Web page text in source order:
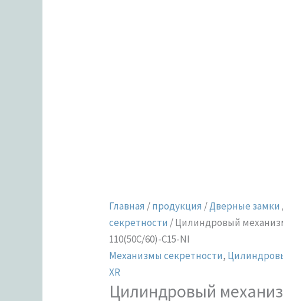
Главная /продукция /Дверные замки
секретности / Цилиндровый
110(50C/60)-C15-NI
Механизмы секретности,
XR
Цилиндровый